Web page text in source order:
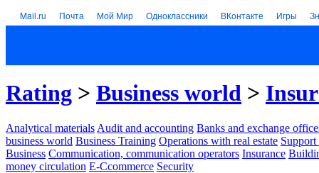
Mail.ru Почта Мой Мир Одноклассники ВКонтакте Игры
Rating > Business world >
Analytical materials Audit and accounting Banks and exchange
business world Business Training Operations with real estate Support
Business Communication, communication operators Insurance
money circulation E-Ccommerce Security